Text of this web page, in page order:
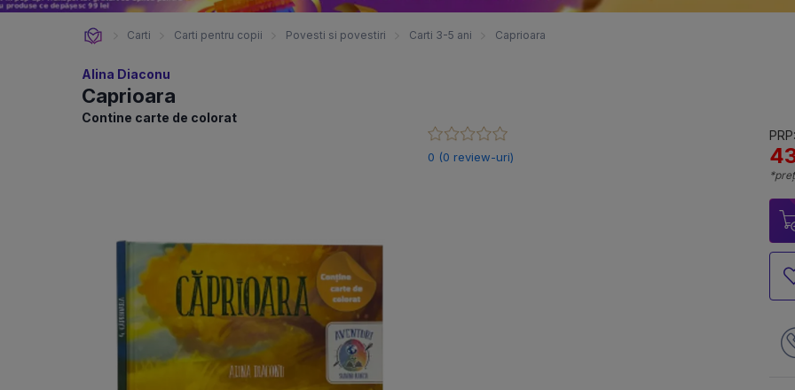
Carti Carti pentru copii Povesti si povestiri Carti 3-5 ani Caprioara
Alina Diaconu
Caprioara
Contine carte de colorat
0 (0 review-uri)